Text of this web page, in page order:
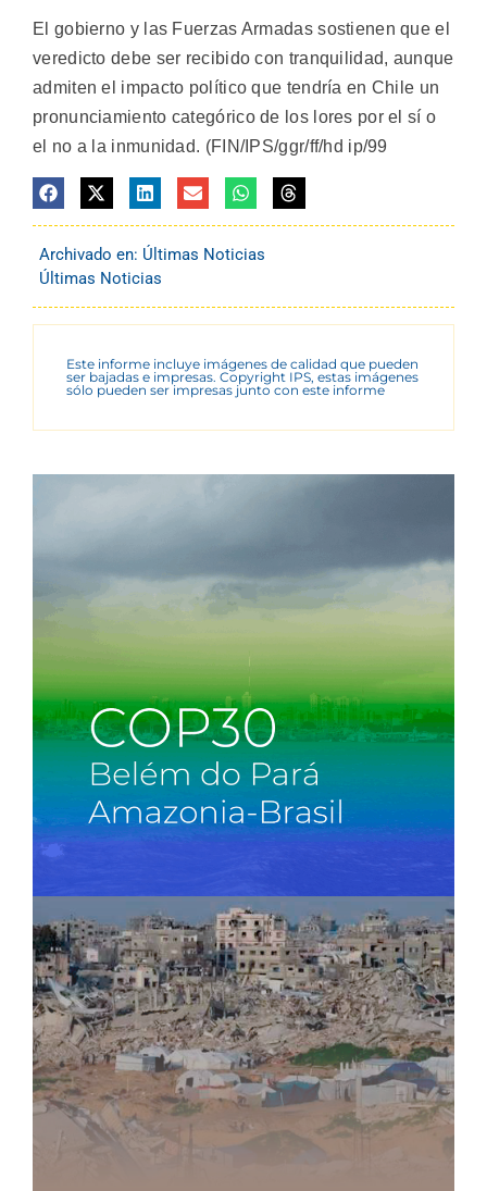
El gobierno y las Fuerzas Armadas sostienen que el
veredicto debe ser recibido con tranquilidad, aunque
admiten el impacto político que tendría en Chile un
pronunciamiento categórico de los lores por el sí o
el no a la inmunidad. (FIN/IPS/ggr/ff/hd ip/99
Archivado en: Últimas Noticias
Últimas Noticias
Este informe incluye imágenes de calidad que pueden
ser bajadas e impresas. Copyright IPS, estas imágenes
sólo pueden ser impresas junto con este informe